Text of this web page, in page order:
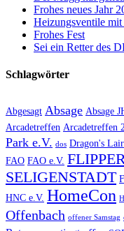
Frohes neues Jahr
Heizungsventile
Frohes Fest
Sei ein Retter des
Schlagwörter
Abgesagt Absage Absage
Arcadetreffen Arcadetreffen
Park e.V. dos Dragon's Lair
FAO FAO e.V.
SELIGENSTADT
HNC e.V. HomeCon
Offenbach offener Samstag